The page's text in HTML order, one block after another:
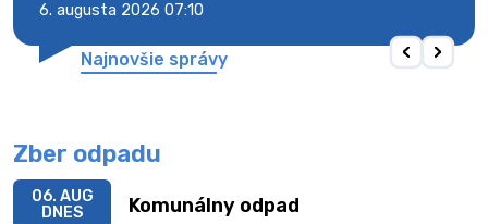
6. augusta 2026 07:10
Najnovšie správy
Zber odpadu
Komunálny odpad
06. AUG
DNES